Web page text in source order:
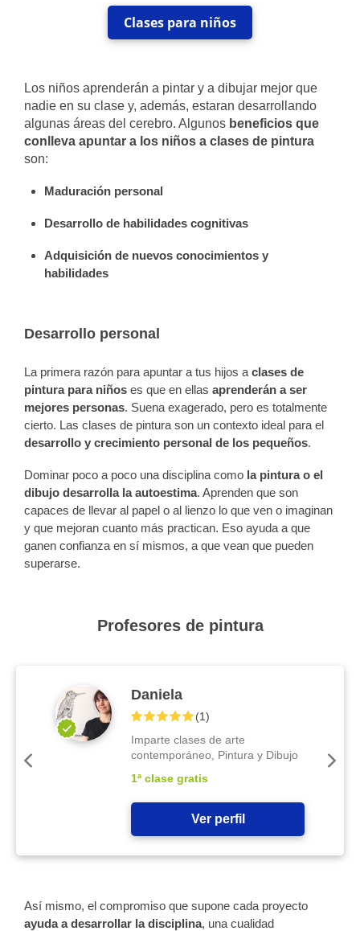
Clases para niños
Los niños aprenderán a pintar y a dibujar mejor que
nadie en su clase y, además, estaran desarrollando
algunas áreas del cerebro. Algunos beneficios que
conlleva apuntar a los niños a clases de pintura
son:
Maduración personal
Desarrollo de habilidades cognitivas
Adquisición de nuevos conocimientos y
habilidades
Desarrollo personal
La primera razón para apuntar a tus hijos a clases de
pintura para niños es que en ellas aprenderán a ser
mejores personas. Suena exagerado, pero es totalmente
cierto. Las clases de pintura son un contexto ideal para el
desarrollo y crecimiento personal de los pequeños.
Dominar poco a poco una disciplina como la pintura o el
dibujo desarrolla la autoestima. Aprenden que son
capaces de llevar al papel o al lienzo lo que ven o imaginan
y que mejoran cuanto más practican. Eso ayuda a que
ganen confianza en sí mismos, a que vean que pueden
superarse.
Profesores de pintura
Daniela
(1)
Imparte clases de arte
contemporáneo, Pintura y Dibujo
1ª clase gratis
Ver perfil
Así mismo, el compromiso que supone cada proyecto
ayuda a desarrollar la disciplina, una cualidad